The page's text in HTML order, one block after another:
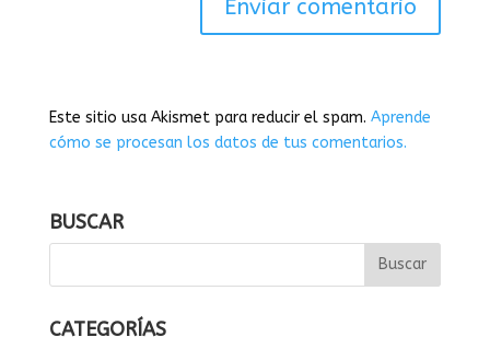
Este sitio usa Akismet para reducir el spam. Aprende
cómo se procesan los datos de tus comentarios.
BUSCAR
CATEGORÍAS